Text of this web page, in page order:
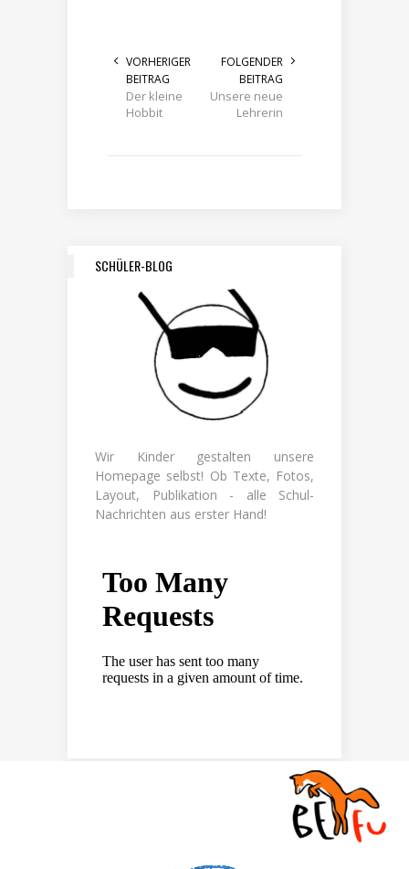
VORHERIGER
BEITRAG
Der kleine
Hobbit
FOLGENDER
BEITRAG
Unsere neue
Lehrerin
SCHÜLER-BLOG
Wir Kinder gestalten unsere
Homepage selbst! Ob Texte, Fotos,
Layout, Publikation - alle Schul-
Nachrichten aus erster Hand!